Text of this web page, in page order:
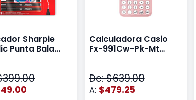
Sharpie
Punta Bala
Calculadora Casio
Fx-991Cw-Pk-Mt
De: $639.00
A: $479.25